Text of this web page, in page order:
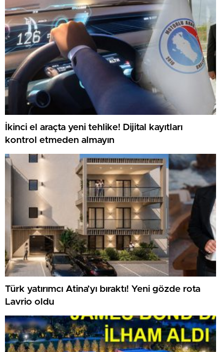
İkinci el araçta yeni tehlike! Dijital kayıtları
kontrol etmeden almayın
Türk yatırımcı Atina’yı bıraktı! Yeni gözde rota
Lavrio oldu